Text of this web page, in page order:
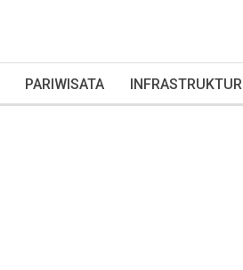
PARIWISATA INFRASTRUKTUR